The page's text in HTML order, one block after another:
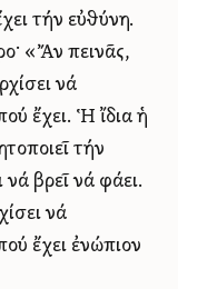
τήν εὐθύνη.
«Ἄν πεινᾶς,
νά
ἔχει. Ἡ ἴδια ἡ
τήν
νά βρεῖ νά φάει.
νά
ἔχει ἐνώπιον